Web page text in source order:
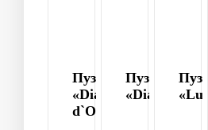
Пузыреплодник
«Diable
d`Or»
«Diabolo»